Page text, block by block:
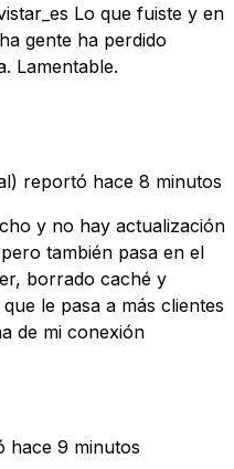
Lo que fuiste y en
gente ha perdido
Lamentable.
reportó hace 8 minutos
y no hay actualización
también pasa en el
borrado caché y
le pasa a más clientes
de mi conexión
hace 9 minutos